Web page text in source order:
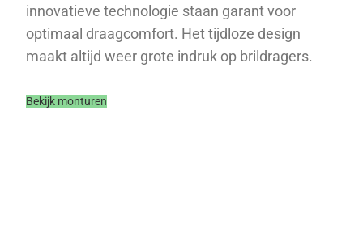
innovatieve technologie staan garant voor
optimaal draagcomfort. Het tijdloze design
maakt altijd weer grote indruk op brildragers.
Bekijk monturen